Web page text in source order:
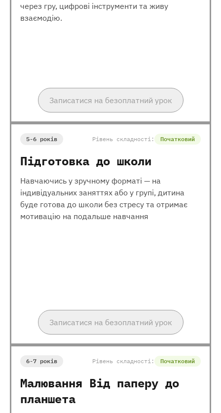
через гру, цифрові інструменти та живу
взаємодію.
Записатися на безоплатний урок
5-6 років Рівень складності: Початковий
Підготовка до школи
Навчаючись у зручному форматі — на
індивідуальних заняттях або у групі, дитина
буде готова до школи без стресу та отримає
мотивацію на подальше навчання
Записатися на безоплатний урок
6-7 років Рівень складності: Початковий
Малювання Від паперу до
планшета